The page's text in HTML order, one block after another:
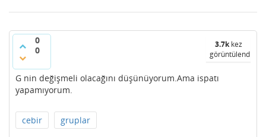
0
0
3.7kkez
görüntülendi
G nin değişmeli olacağını düşünüyorum.Ama ispatı
yapamıyorum.
cebir gruplar